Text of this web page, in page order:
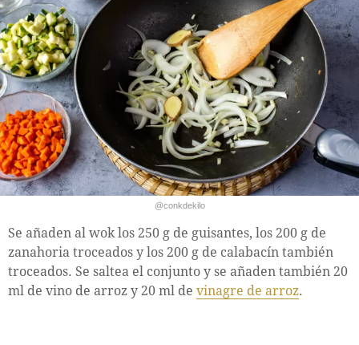
@conkdekilo
Se añaden al wok los 250 g de guisantes, los 200 g de
zanahoria troceados y los 200 g de calabacín también
troceados. Se saltea el conjunto y se añaden también 20
ml de vino de arroz y 20 ml de vinagre de arroz.